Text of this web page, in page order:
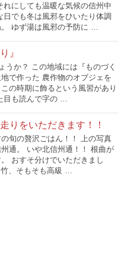
れにしても温暖な気候の信州中
日でも冬は風邪をひいたり体調
ゆず湯は風邪の予防に …
』
うか？ この地域には『ものづく
で作った 農作物のオブジェを
の時期に飾るという風習があり
目も読んで字の …
りをいただきます！！
旬の贅沢ごはん！！ 上の写真
通。 いや北信州通！！ 根曲が
おすそ分けでいただきまし
、そもそも高級 …